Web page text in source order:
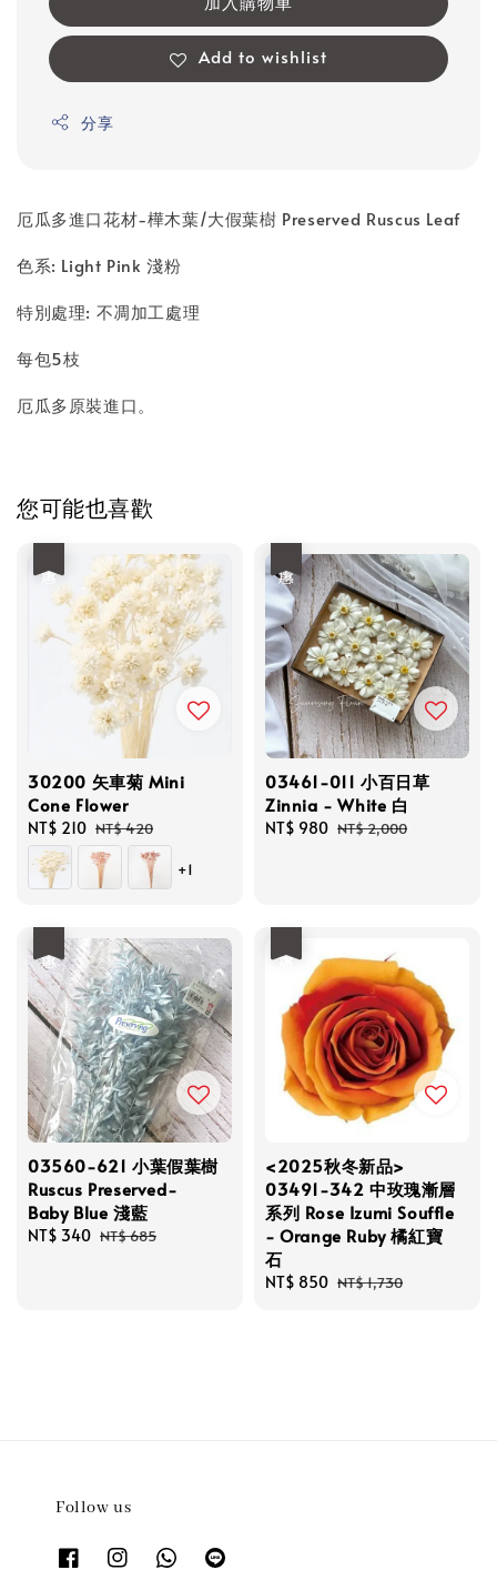
Add to wishlist
分享
厄瓜多進口花材-樺木葉/大假葉樹 Preserved Ruscus Leaf
色系: Light Pink 淺粉
特別處理: 不凋加工處理
每包5枝
厄瓜多原裝進口。
您可能也喜歡
30200 矢車菊 Mini
Cone Flower
Sale
price
NT$ 210 Regular
price
NT$ 420
+1
03461-011 小百日草
Zinnia - White 白
Sale
NT$ 980 Regular
NT$ 2,000
03560-621 小葉假葉樹
Ruscus Preserved-
Baby Blue 淺藍
Sale
NT$ 340 Regular
NT$ 685
<2025秋冬新品>
03491-342 中玫瑰漸層
系列 Rose Izumi Souffle
- Orange Ruby 橘紅寶
石
Sale
NT$ 850 Regular
NT$ 1,730
Follow us